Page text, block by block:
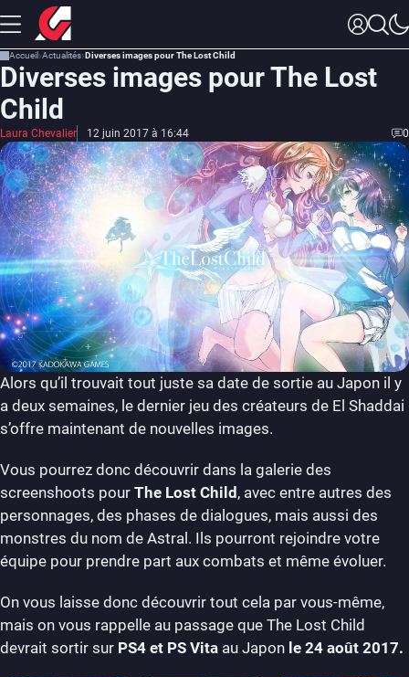
Accueil Actualités Diverses images pour The Lost Child
Diverses images pour The Lost
Child
Laura Chevalier 12 juin 2017 à 16:44 0
Alors qu’il trouvait tout juste sa date de sortie au Japon il y
a deux semaines, le dernier jeu des créateurs de El Shaddai
s’offre maintenant de nouvelles images.
Vous pourrez donc découvrir dans la galerie des
screenshoots pour The Lost Child, avec entre autres des
personnages, des phases de dialogues, mais aussi des
monstres du nom de Astral. Ils pourront rejoindre votre
équipe pour prendre part aux combats et même évoluer.
On vous laisse donc découvrir tout cela par vous-même,
mais on vous rappelle au passage que The Lost Child
devrait sortir sur PS4 et PS Vita au Japon le 24 août 2017.